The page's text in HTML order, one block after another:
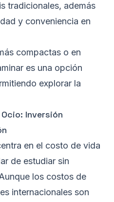
tradicionales, además
y conveniencia en
compactas o en
es una opción
explorar la
Inversión
en el costo de vida
de estudiar sin
los costos de
internacionales son